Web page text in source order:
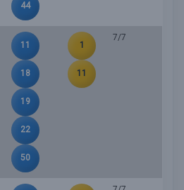
44
11
18
19
22
50
1
11
7/7